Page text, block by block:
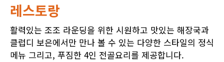
레스토랑
활력있는 조조 라운딩을 위한 시원하고 맛있는 해장국과
클럽디 보은에서만 만나 볼 수 있는 다양한 스타일의 정식
메뉴 그리고, 푸짐한 4인 전골요리를 제공합니다.